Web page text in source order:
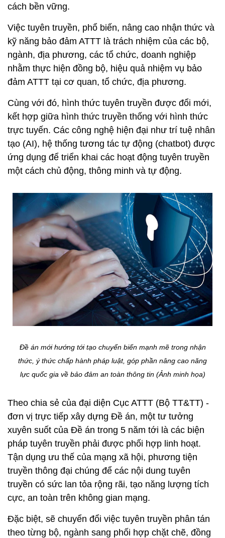
cách bền vững.
Việc tuyên truyền, phổ biến, nâng cao nhận thức và
kỹ năng bảo đảm ATTT là trách nhiệm của các bộ,
ngành, địa phương, các tổ chức, doanh nghiệp
nhằm thực hiện đồng bộ, hiệu quả nhiệm vụ bảo
đảm ATTT tại cơ quan, tổ chức, địa phương.
Cùng với đó, hình thức tuyên truyền được đổi mới,
kết hợp giữa hình thức truyền thống với hình thức
trực tuyến. Các công nghệ hiện đại như trí tuệ nhân
tạo (AI), hệ thống tương tác tự động (chatbot) được
ứng dụng để triển khai các hoạt động tuyên truyền
một cách chủ động, thông minh và tự động.
Đề án mới hướng tới tạo chuyển biến mạnh mẽ trong nhận
thức, ý thức chấp hành pháp luật, góp phần nâng cao năng
lực quốc gia về bảo đảm an toàn thông tin (Ảnh minh họa)
Theo chia sẻ của đại diện Cục ATTT (Bộ TT&TT) -
đơn vị trực tiếp xây dựng Đề án, một tư tưởng
xuyên suốt của Đề án trong 5 năm tới là các biện
pháp tuyên truyền phải được phối hợp linh hoạt.
Tận dụng ưu thế của mạng xã hội, phương tiện
truyền thông đại chúng để các nội dung tuyên
truyền có sức lan tỏa rộng rãi, tạo năng lượng tích
cực, an toàn trên không gian mạng.
Đặc biệt, sẽ chuyển đổi việc tuyên truyền phân tán
theo từng bộ, ngành sang phối hợp chặt chẽ, đồng